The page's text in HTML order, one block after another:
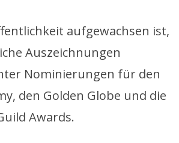
aufgewachsen ist,
Auszeichnungen
Nominierungen für den
den Golden Globe und die
Awards.